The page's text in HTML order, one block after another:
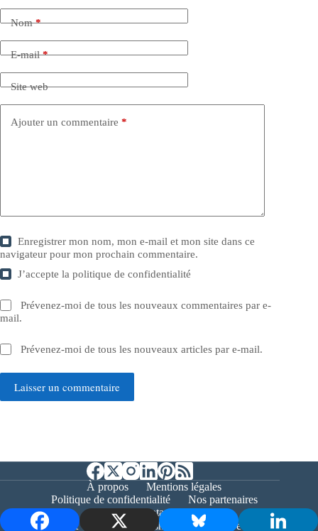
Nom*
E-mail*
Site web
Ajouter un commentaire *
Enregistrer mon nom, mon e-mail et mon site dans ce
navigateur pour mon prochain commentaire.
J’accepte lapolitique de confidentialité
Prévenez-moi de tous les nouveaux commentaires par e-
mail.
Prévenez-moi de tous les nouveaux articles par e-mail.
Laisser un commentaire
À propos
Mentions légales
Politique de confidentialité
Nos partenaires
Contact
Copyright © 2026 - Bernieshoot.fr Journal Web